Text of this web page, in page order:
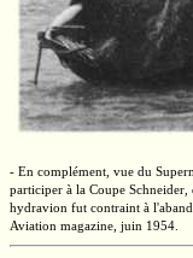
- En complément, vue du
participer à la Coupe Schneider,
hydravion fut contraint à
Aviation magazine, juin 1954.